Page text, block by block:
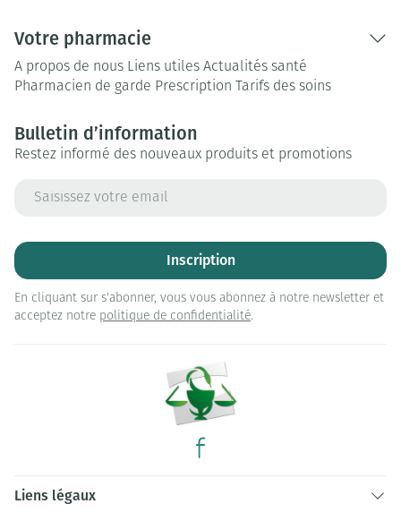
Votre pharmacie
A propos de nous Liens utiles Actualités santé
Pharmacien de garde Prescription Tarifs des soins
Bulletin d’information
Restez informé des nouveaux produits et promotions
Inscription
En cliquant sur s'abonner, vous vous abonnez à notre newsletter et
acceptez notre politique de confidentialité.
Liens légaux